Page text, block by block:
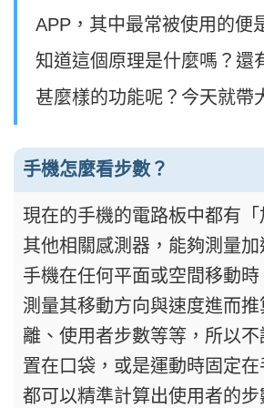
APP，其中最常被使用的便
知道這個原理是什麼嗎？還
甚麼樣的功能呢？今天就帶
手機怎麼看步數？
現在的手機的電路板中都有
其他相關感測器，能夠測量
手機在任何平面或空間移動
測量其移動方向與速度進而
離、使用者步數等等，所以
置在口袋，或是運動時固定
都可以精準計算出使用者的步